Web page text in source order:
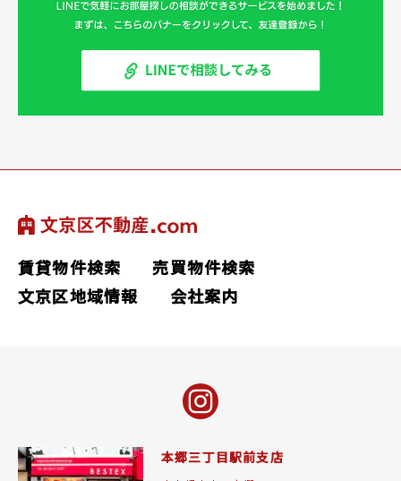
賃貸物件検索
売買物件検索
文京区地域情報
会社案内
本郷三丁目駅前支店